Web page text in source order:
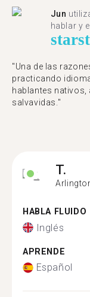
Jun
hablar y
star
"Una de las
practicando
hablantes nativos,
salvavidas."
T.
HABLA FLUIDO
Inglés
APRENDE
Español